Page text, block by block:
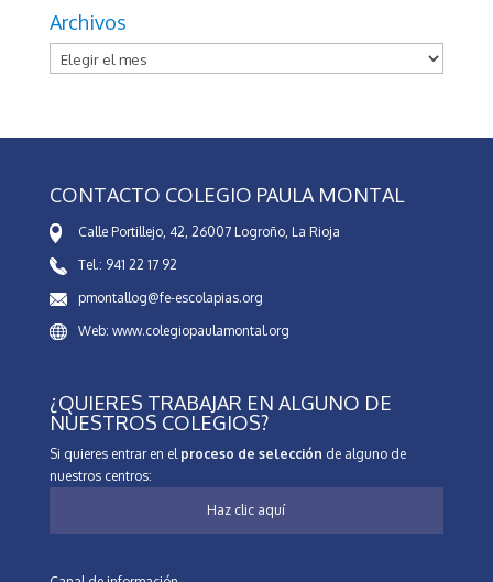
Archivos
Archivos
CONTACTO COLEGIO PAULA MONTAL
Calle Portillejo, 42, 26007 Logroño, La Rioja
Tel.: 941 22 17 92
pmontallog@fe-escolapias.org
Web: www.colegiopaulamontal.org
¿QUIERES TRABAJAR EN ALGUNO DE
NUESTROS COLEGIOS?
Si quieres entrar en el proceso de selección de alguno de
nuestros centros:
Haz clic aquí